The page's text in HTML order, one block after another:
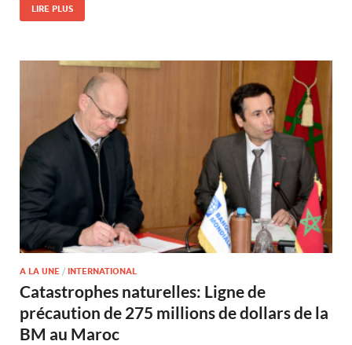
LIRE PLUS
A LA UNE / INTERNATIONAL
Catastrophes naturelles: Ligne de
précaution de 275 millions de dollars de la
BM au Maroc